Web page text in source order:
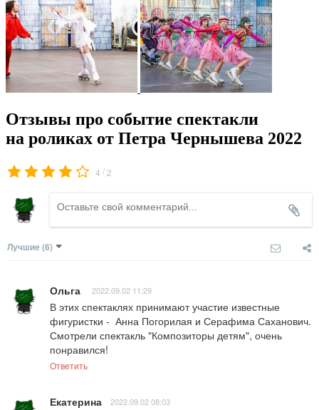
Отзывы про событие спектакли
на роликах от Петра Чернышева 2022
4 /2
Лучшие (6)
Ольга 2022.09.02 11:29
В этих спектаклях принимают участие известные
фигуристки -  Анна Погорилая и Серафима Саханович.
Смотрели спектакль "Композиторы детям", очень
понравился!
Ответить
Екатерина 2022.09.02 08:03